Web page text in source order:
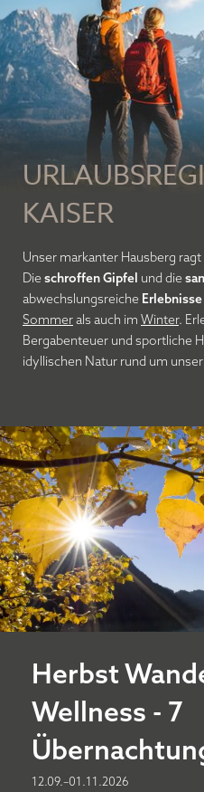
KAISER
Unser markanter Hausberg
Die schroffen Gipfel und die
abwechslungsreiche
Sommerals auch im Winter.
Bergabenteuer und sportliche
idyllischen Natur rund um
Herbst
Wellness - 7
12.09.–01.11.2026
VORNAME
NACHNAME
E-MAIL
Kenntnis
NEWSLETTER